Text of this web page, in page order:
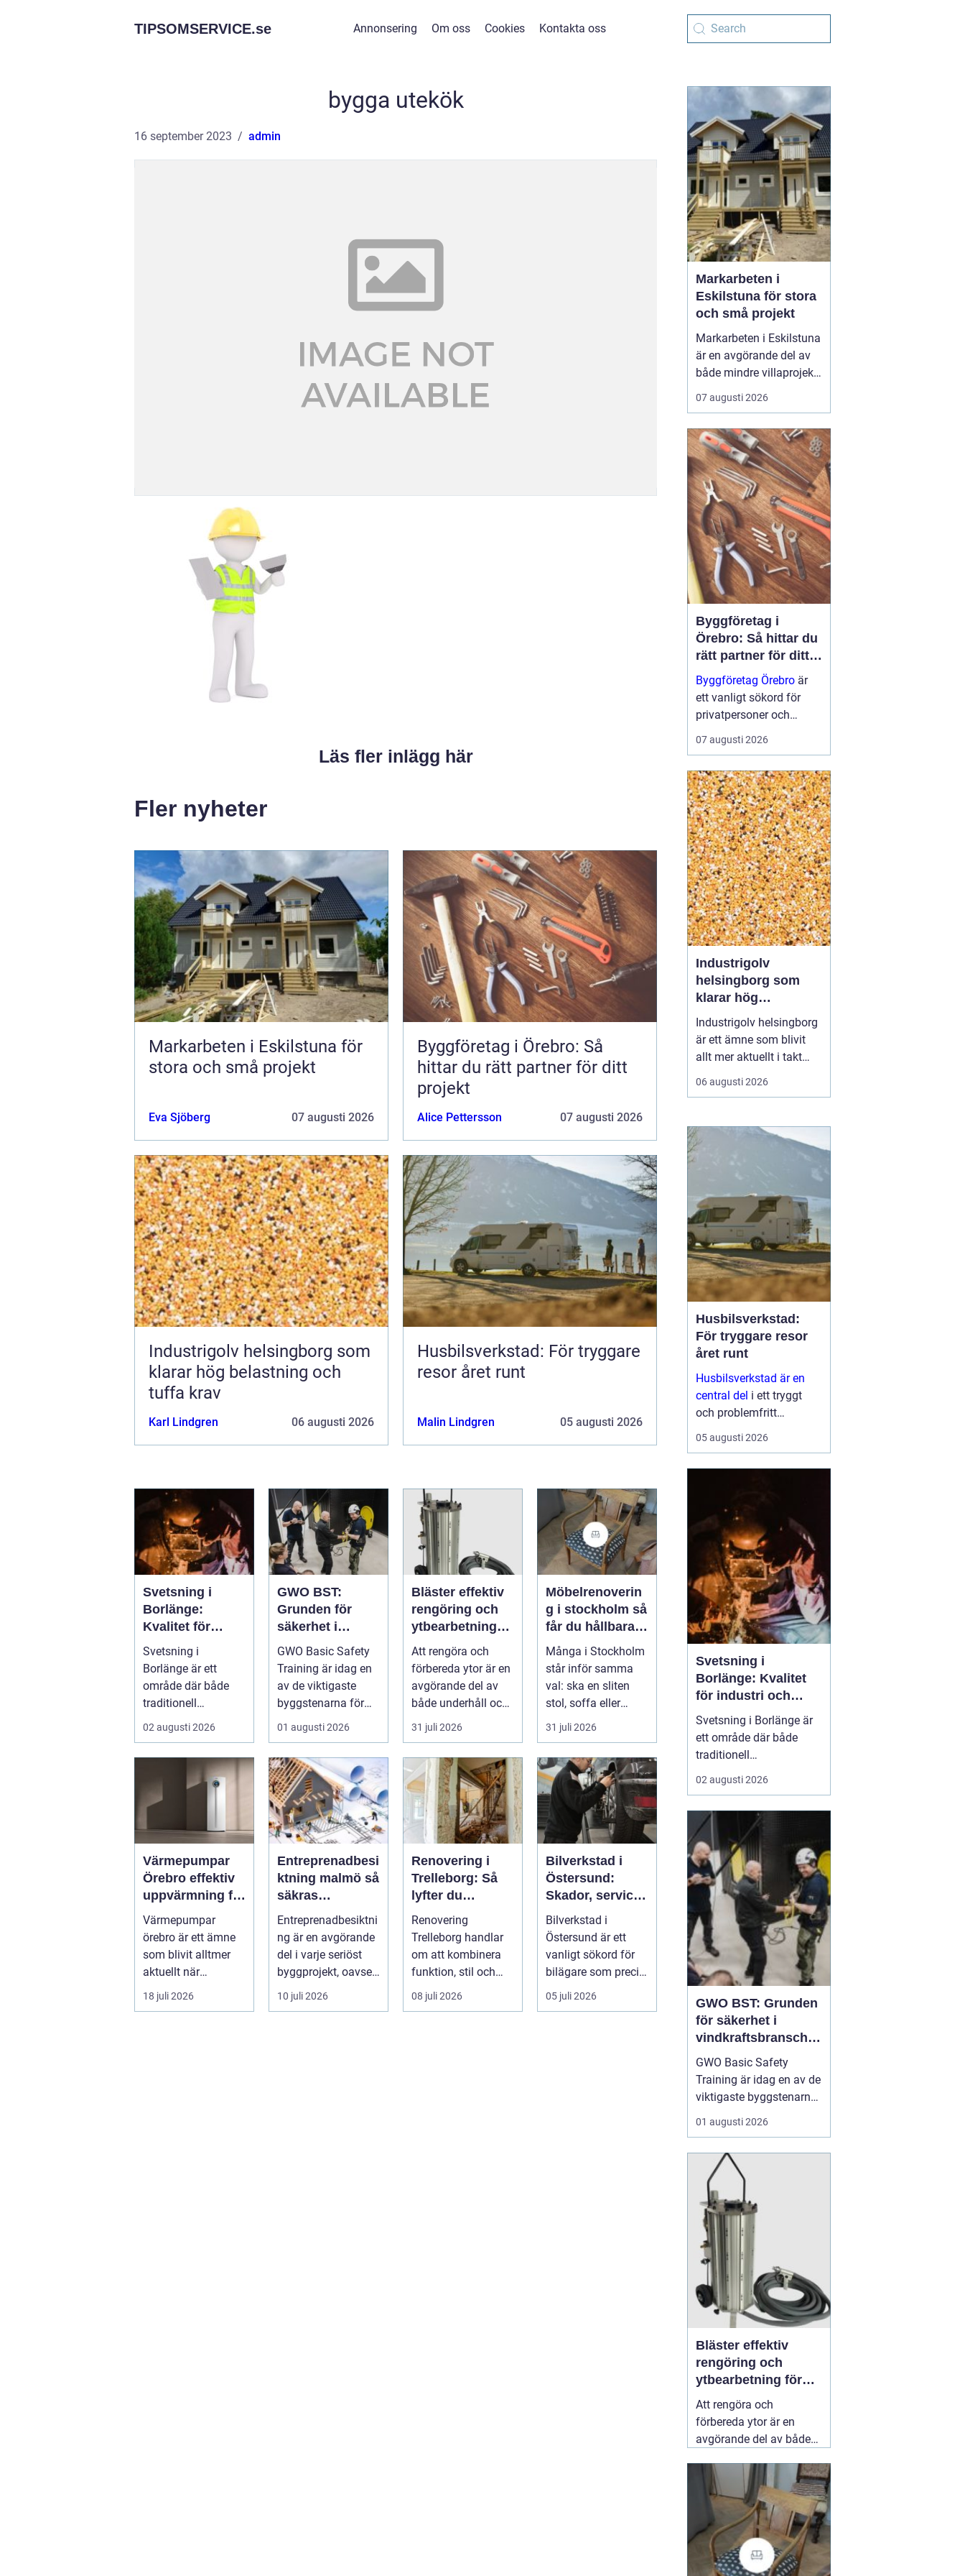
TIPSOMSERVICE.se Annonsering Om oss Cookies Kontakta oss
bygga utekök
16 september 2023 admin
Läs fler inlägg här
Fler nyheter
Markarbeten i Eskilstuna för
stora och små projekt
Eva Sjöberg 07 augusti 2026
Byggföretag i Örebro: Så
hittar du rätt partner för ditt
projekt
Alice Pettersson 07 augusti 2026
Industrigolv helsingborg som
klarar hög belastning och
tuffa krav
Karl Lindgren 06 augusti 2026
Husbilsverkstad: För tryggare
resor året runt
Malin Lindgren 05 augusti 2026
Svetsning i
Borlänge:
Kvalitet för
industri och
konstruktion
Svetsning i
Borlänge är ett
område där både
traditionell
verkstadsindustr...
02 augusti 2026
GWO BST:
Grunden för
säkerhet i
vindkraftsbrans
chen
GWO Basic Safety
Training är idag en
av de viktigaste
byggstenarna för
alla som vill arbet...
01 augusti 2026
Bläster effektiv
rengöring och
ytbearbetning
för proffs och
hantverkare
Att rengöra och
förbereda ytor är en
avgörande del av
både underhåll och
renovering. Färg,
rost, smu...
31 juli 2026
Möbelrenoverin
g i stockholm så
får du hållbara
och vackra
möbler
Många i Stockholm
står inför samma
val: ska en sliten
stol, soffa eller
fåtölj slängas,
säljas billi...
31 juli 2026
Värmepumpar
Örebro effektiv
uppvärmning för
hus och
fastigheter
Värmepumpar
örebro är ett ämne
som blivit alltmer
aktuellt när
energipriser stiger
och fler vill sän...
18 juli 2026
Entreprenadbesi
ktning malmö så
säkras
kvaliteten i
byggprojekt
Entreprenadbesiktni
ng är en avgörande
del i varje seriöst
byggprojekt, oavsett
om det handlar om
en ...
10 juli 2026
Renovering i
Trelleborg: Så
lyfter du
hemmet på ett
smart sätt
Renovering
Trelleborg handlar
om att kombinera
funktion, stil och
långsiktig ekonomi i
samma p...
08 juli 2026
Bilverkstad i
Östersund:
Skador, service
och smarta val
för din bil
Bilverkstad i
Östersund är ett
vanligt sökord för
bilägare som precis
f&ari...
05 juli 2026
Markarbeten i
Eskilstuna för stora
och små projekt
Markarbeten i Eskilstuna
är en avgörande del av
både mindre villaprojekt
och större
byggsatsningar, och rätt
en stabil grund för allt
som ska byggas
ovanpå. När marken
förbere...
07 augusti 2026
Byggföretag i
Örebro: Så hittar du
rätt partner för ditt
projekt
Byggföretag Örebro är
ett vanligt sökord för
privatpersoner och
företag som planerar att
bygga nytt, renovera eller
huset. Många vill ha en
trygg by...
07 augusti 2026
Industrigolv
helsingborg som
klarar hög
belastning och tuffa
krav
Industrigolv helsingborg
är ett ämne som blivit
allt mer aktuellt i takt
med att fler
verksamheter söker
lättskötta golvlösningar.
I moderna
produktionsmiljöer
behöver golvet vara mer
än bara en slityta. Golvet
ska tåla tung trafi...
06 augusti 2026
Husbilsverkstad:
För tryggare resor
året runt
Husbilsverkstad är en
central del i ett tryggt
och problemfritt
husbilsliv. När en husbil
används som både
05 augusti 2026
Svetsning i
Borlänge: Kvalitet
för industri och
konstruktion
Svetsning i Borlänge är
ett område där både
traditionell
verkstadsindustri och
moderna
möts. I takt med att
kraven på hållbara
lösningar och hög
produktionssäkerhet ö...
02 augusti 2026
GWO BST: Grunden
för säkerhet i
vindkraftsbransche
n
GWO Basic Safety
Training är idag en av de
viktigaste byggstenarna
för alla som vill arbeta
professionellt inom
skapar en gemensam
säkerhetsnivå i en
bransch där jobbet ofta
sker långt frå...
01 augusti 2026
Bläster effektiv
rengöring och
ytbearbetning för
proffs och
hantverkare
Att rengöra och
förbereda ytor är en
avgörande del av både
renovering. Färg, rost,
smuts och gamla
beläggningar gör att
material åldras snabbare
och försämrar
slutresultatet vid